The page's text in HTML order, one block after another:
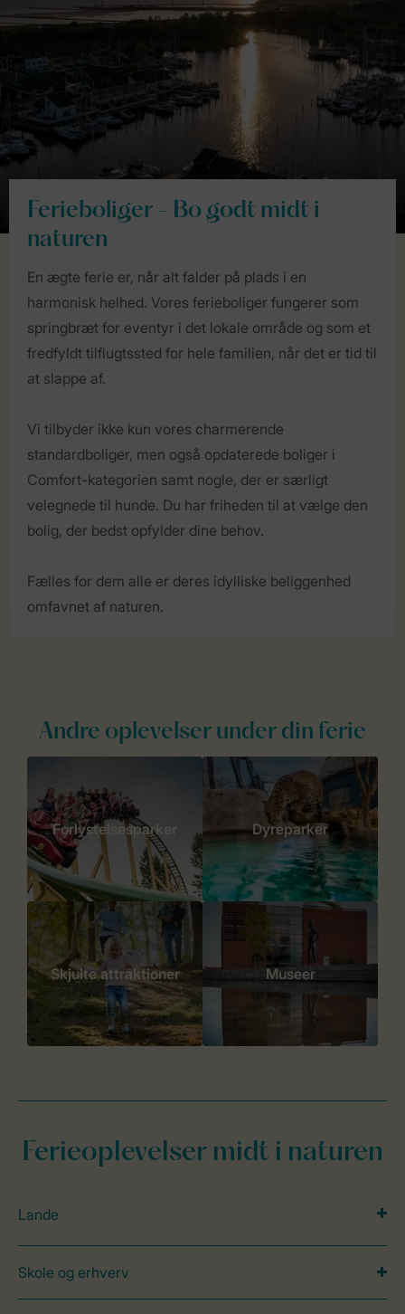
Ferieboliger - Bo godt midt i
naturen
En ægte ferie er, når alt falder på plads i en
harmonisk helhed. Vores ferieboliger fungerer som
springbræt for eventyr i det lokale område og som et
fredfyldt tilflugtssted for hele familien, når det er tid til
at slappe af.
Vi tilbyder ikke kun vores charmerende
standardboliger, men også opdaterede boliger i
Comfort-kategorien samt nogle, der er særligt
velegnede til hunde. Du har friheden til at vælge den
bolig, der bedst opfylder dine behov.
Fælles for dem alle er deres idylliske beliggenhed
omfavnet af naturen.
Andre oplevelser under din ferie
Forlystelsesparker Dyreparker
Skjulte attraktioner Museer
Ferieoplevelser midt i naturen
Lande
Skole og erhverv